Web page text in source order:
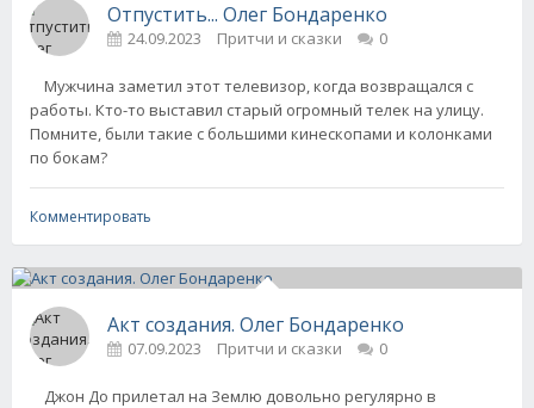
Отпустить... Олег Бондаренко
24.09.2023 Притчи и сказки 0
Мужчина заметил этот телевизор, когда возвращался с
работы. Кто-то выставил старый огромный телек на улицу.
Помните, были такие с большими кинескопами и колонками
по бокам?
Комментировать
Акт создания. Олег Бондаренко
07.09.2023 Притчи и сказки 0